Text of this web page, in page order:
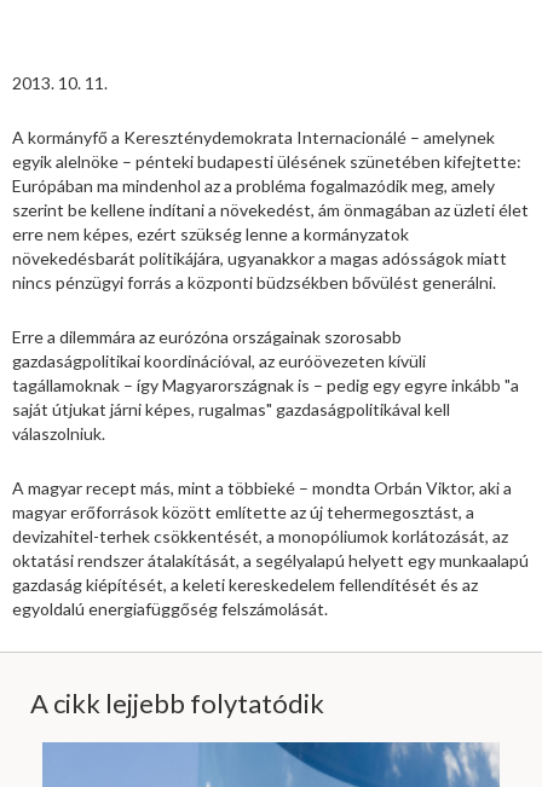
2013. 10. 11.
A kormányfő a Kereszténydemokrata Internacionálé – amelynek
egyik alelnöke – pénteki budapesti ülésének szünetében kifejtette:
Európában ma mindenhol az a probléma fogalmazódik meg, amely
szerint be kellene indítani a növekedést, ám önmagában az üzleti élet
erre nem képes, ezért szükség lenne a kormányzatok
növekedésbarát politikájára, ugyanakkor a magas adósságok miatt
nincs pénzügyi forrás a központi büdzsékben bővülést generálni.
Erre a dilemmára az eurózóna országainak szorosabb
gazdaságpolitikai koordinációval, az euróövezeten kívüli
tagállamoknak – így Magyarországnak is – pedig egy egyre inkább "a
saját útjukat járni képes, rugalmas" gazdaságpolitikával kell
válaszolniuk.
A magyar recept más, mint a többieké – mondta Orbán Viktor, aki a
magyar erőforrások között említette az új tehermegosztást, a
devizahitel-terhek csökkentését, a monopóliumok korlátozását, az
oktatási rendszer átalakítását, a segélyalapú helyett egy munkaalapú
gazdaság kiépítését, a keleti kereskedelem fellendítését és az
egyoldalú energiafüggőség felszámolását.
A cikk lejjebb folytatódik